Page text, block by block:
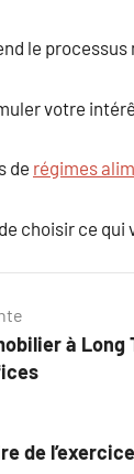
le
votre
de régimes
choisir ce qui
à Long
de